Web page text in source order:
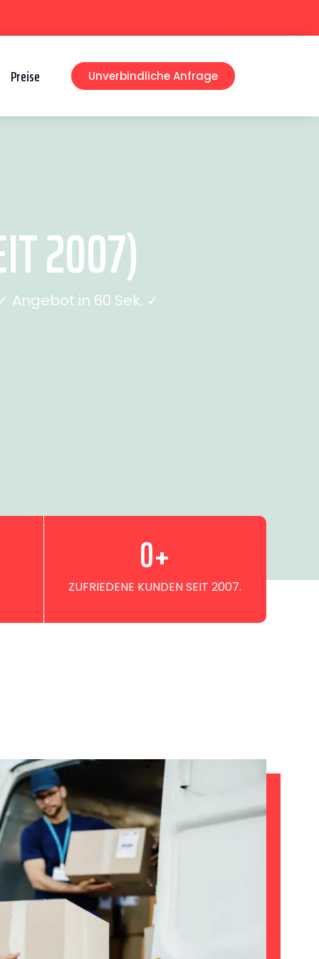
Preise Unverbindliche Anfrage
2007)
Angebot in 60 Sek. ✓
ZUFRIEDENE KUNDEN SEIT 2007.
0+